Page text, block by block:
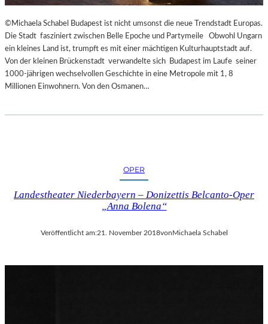
R
T
Z
U
E
R
A
©Michaela Schabel Budapest ist nicht umsonst die neue Trendstadt Europas.
Die Stadt fasziniert zwischen Belle Epoche und Partymeile Obwohl Ungarn
ein kleines Land ist, trumpft es mit einer mächtigen Kulturhauptstadt auf.
Von der kleinen Brückenstadt verwandelte sich Budapest im Laufe seiner
1000-jährigen wechselvollen Geschichte in eine Metropole mit 1, 8
Millionen Einwohnern. Von den Osmanen…
OPER
Landestheater Niederbayern – Donizettis Belcanto-Oper
„Anna Bolena“
Veröffentlicht am:21. November 2018vonMichaela Schabel